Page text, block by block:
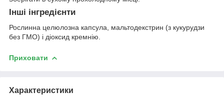
Інші інгредієнти
Рослинна целюлозна капсула, мальтодекстрин (з кукурудзи
без ГМО) і діоксид кремнію.
Приховати
Характеристики